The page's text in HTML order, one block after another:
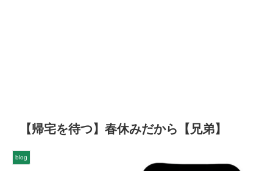
【帰宅を待つ】春休みだから【兄弟】
blog